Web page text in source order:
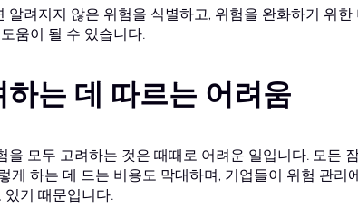
려지지 않은 위험을 식별하고, 위험을 완화하기 위한
움이 될 수 있습니다.
는 데 따르는 어려움
모두 고려하는 것은 때때로 어려운 일입니다. 모든
게 하는 데 드는 비용도 막대하며, 기업들이 위험 관리
있기 때문입니다.